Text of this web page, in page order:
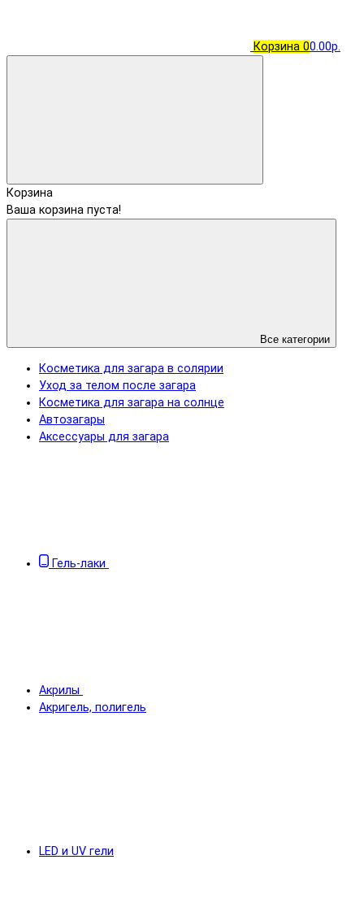
Корзина 00.00р.
Корзина
Ваша корзина пуста!
Все категории
Косметика для загара в солярии
Уход за телом после загара
Косметика для загара на солнце
Автозагары
Аксессуары для загара
Гель-лаки
Акрилы
Акригель, полигель
LED и UV гели